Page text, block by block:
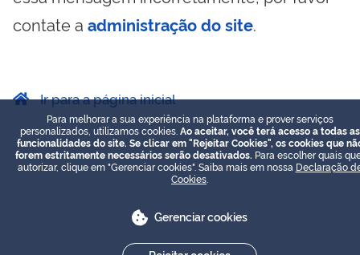
contate a administração do site.
Ir para a página inicial
Para melhorar a sua experiência na plataforma e prover serviços
personalizados, utilizamos cookies. Ao aceitar, você terá acesso a todas as
funcionalidades do site. Se clicar em "Rejeitar Cookies", os cookies que
forem estritamente necessários serão desativados. Para escolher quais
autorizar, clique em "Gerenciar cookies". Saiba mais em nossa Declaração
Cookies
Gerenciar cookies